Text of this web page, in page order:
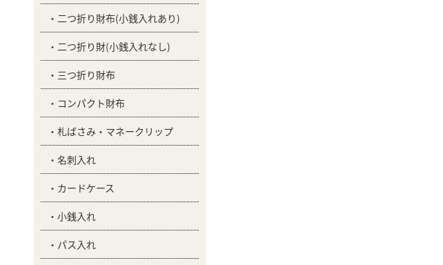
二つ折り財布(小銭入れあり)
二つ折り財(小銭入れなし)
三つ折り財布
コンパクト財布
札ばさみ・マネークリップ
名刺入れ
カードケース
小銭入れ
パス入れ